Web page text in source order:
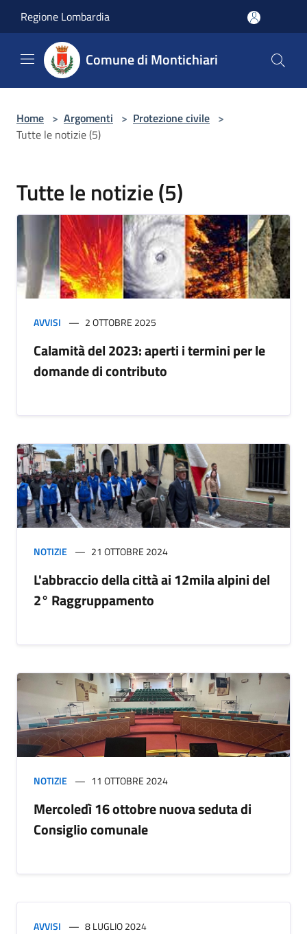
Regione Lombardia
Comune di Montichiari
Home > Argomenti > Protezione civile >
Tutte le notizie (5)
Tutte le notizie (5)
AVVISI 2 OTTOBRE 2025
Calamità del 2023: aperti i termini per le
domande di contributo
NOTIZIE 21 OTTOBRE 2024
L'abbraccio della città ai 12mila alpini del
2° Raggruppamento
NOTIZIE 11 OTTOBRE 2024
Mercoledì 16 ottobre nuova seduta di
Consiglio comunale
AVVISI 8 LUGLIO 2024